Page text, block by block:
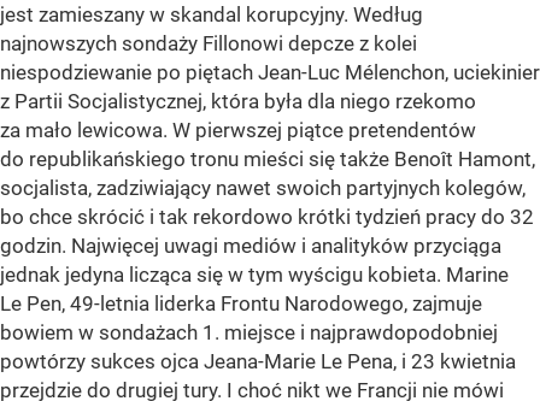
jest zamieszany w skandal korupcyjny. Według
najnowszych sondaży Fillonowi depcze z kolei
niespodziewanie po piętach Jean-Luc Mélenchon, uciekinier
z Partii Socjalistycznej, która była dla niego rzekomo
za mało lewicowa. W pierwszej piątce pretendentów
do republikańskiego tronu mieści się także Benoît Hamont,
socjalista, zadziwiający nawet swoich partyjnych kolegów,
bo chce skrócić i tak rekordowo krótki tydzień pracy do 32
godzin. Najwięcej uwagi mediów i analityków przyciąga
jednak jedyna licząca się w tym wyścigu kobieta. Marine
Le Pen, 49-letnia liderka Frontu Narodowego, zajmuje
bowiem w sondażach 1. miejsce i najprawdopodobniej
powtórzy sukces ojca Jeana-Marie Le Pena, i 23 kwietnia
przejdzie do drugiej tury. I choć nikt we Francji nie mówi